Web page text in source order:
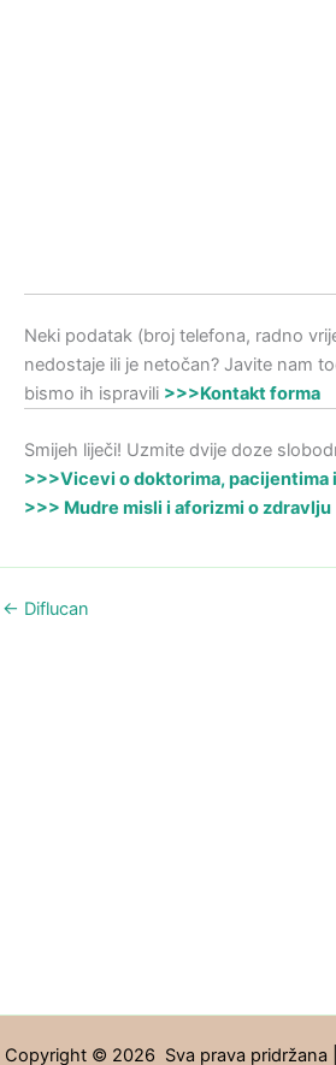
Neki podatak (broj telefona, radno
nedostaje ili je netočan? Javite nam
bismo ih ispravili >>>Kontakt forma
Smijeh liječi! Uzmite dvije doze
>>>Vicevi o doktorima, pacijentima
>>> Mudre misli i aforizmi o zdravlju
← Diflucan
Copyright © 2026 Sva prava pridržana